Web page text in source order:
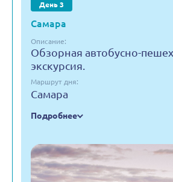
День 3
Самара
Описание:
Обзорная автобусно-
экскурсия.
Маршрут дня:
Самара
Подробнее